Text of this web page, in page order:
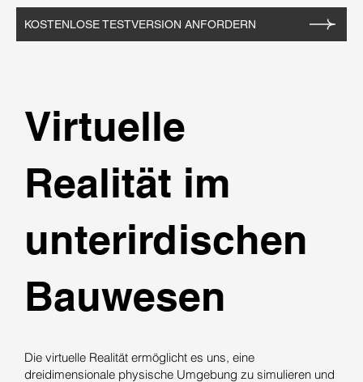
KOSTENLOSE TESTVERSION ANFORDERN
Virtuelle
Realität im
unterirdischen
Bauwesen
Die virtuelle Realität ermöglicht es uns, eine
dreidimensionale physische Umgebung zu simulieren und